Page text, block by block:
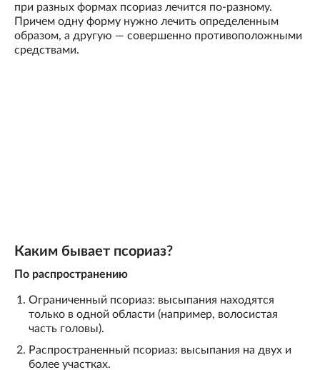
при разных формах псориаз лечится по-разному.
Причем одну форму нужно лечить определенным
образом, а другую — совершенно противоположными
средствами.
Каким бывает псориаз?
По распространению
Ограниченный псориаз: высыпания находятся
только в одной области (например, волосистая
часть головы).
Распространенный псориаз: высыпания на двух и
более участках.